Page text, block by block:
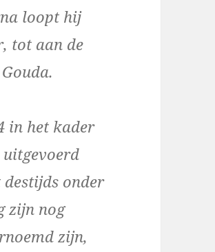
loopt hij
tot aan de
in het kader
onder
zijn nog
zijn,